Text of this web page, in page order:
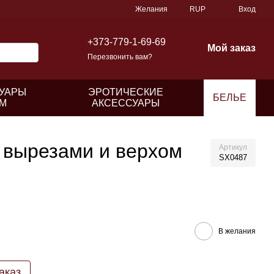
Желания RUP Вход
+373-779-1-69-69
Перезвонить вам?
Мой заказ
ЭРОТИЧЕСКИЕ
АКСЕССУАРЫ
БЕЛЬЕ
и верхом
Артикул
SX0487
В желания